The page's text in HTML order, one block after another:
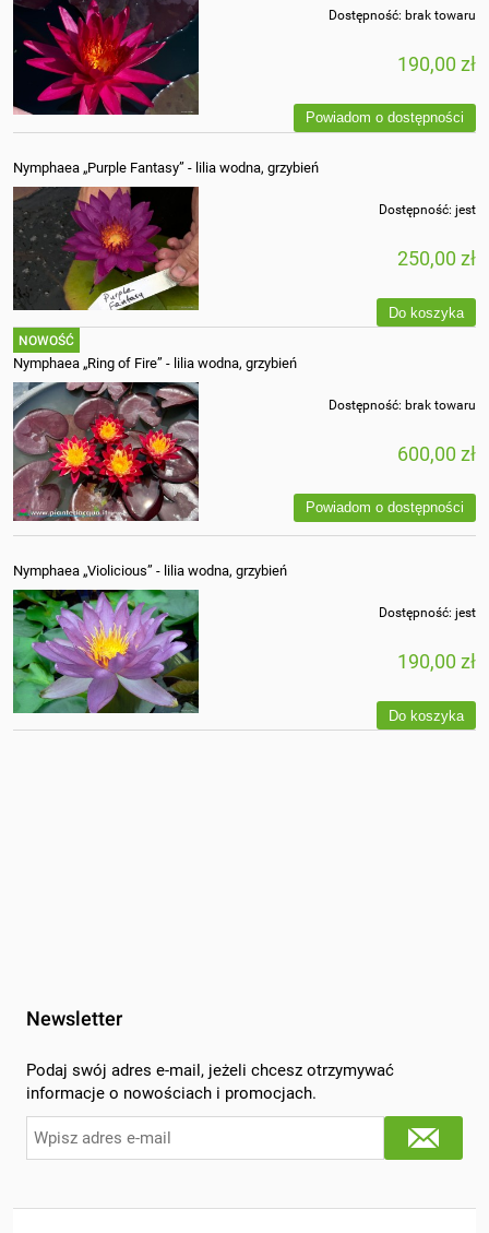
Dostępność: brak towaru
190,00 zł
Powiadom o dostępności
Nymphaea „Purple Fantasy” - lilia wodna, grzybień
Dostępność: jest
250,00 zł
Do koszyka
Nymphaea „Ring of Fire” - lilia wodna, grzybień
Dostępność: brak towaru
600,00 zł
Powiadom o dostępności
NOWOŚĆ
Nymphaea „Violicious” - lilia wodna, grzybień
Dostępność: jest
190,00 zł
Do koszyka
Newsletter
Podaj swój adres e-mail, jeżeli chcesz otrzymywać
informacje o nowościach i promocjach.